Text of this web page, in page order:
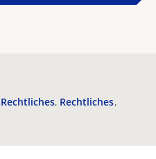
Rechtliches Rechtliches